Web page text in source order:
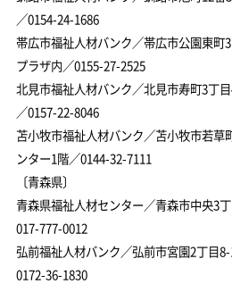
／0154-24-1686
帯広市福祉人材バンク／帯広市公園東町
プラザ内／0155-27-2525
北見市福祉人材バンク／北見市寿町3丁
／0157-22-8046
苫小牧市福祉人材バンク／苫小牧市若草
ンター1階／0144-32-7111
〔青森県〕
青森県福祉人材センター／青森市中央3
017-777-0012
弘前福祉人材バンク／弘前市宮園2丁目
0172-36-1830